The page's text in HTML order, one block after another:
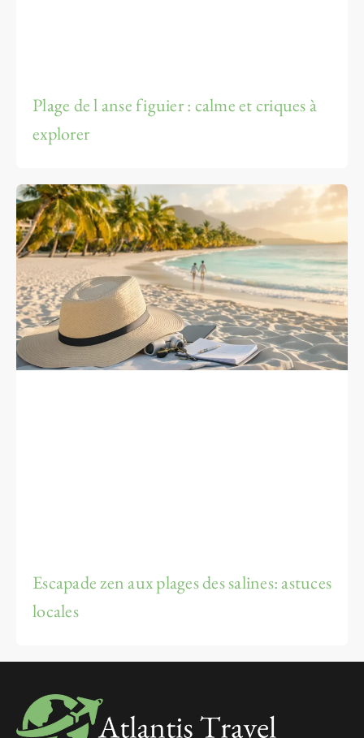
Plage de l anse figuier : calme et criques à
explorer
Escapade zen aux plages des salines: astuces
locales